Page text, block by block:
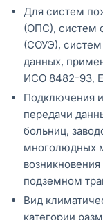
Для систем
(ОПС), систем
(СОУЭ), систем
данных,
ИСО 8482-93,
Подключения
передачи
больниц,
многолюдных
подземном
Вид
категории